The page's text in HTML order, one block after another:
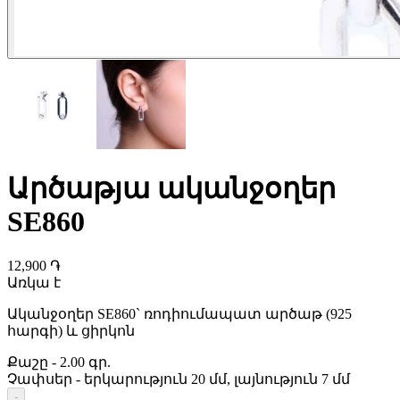
Արծաթյա ականջօղեր
SE860
12,900 ֏
Առկա է
Ականջօղեր SE860` ռոդիումապատ արծաթ (925
հարգի) և ցիրկոն
Քաշը - 2.00 գր.
Չափսեր - երկարություն 20 մմ, լայնություն 7 մմ
-